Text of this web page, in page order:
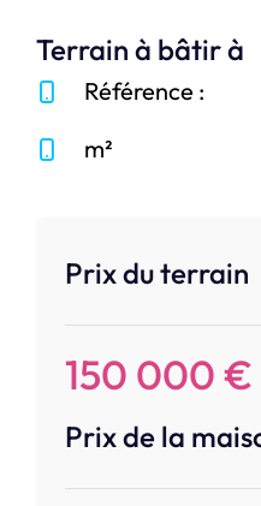
Prix du terrain
150 000 €
Prix de la
Terrain à bâtir à
Référence :
m²